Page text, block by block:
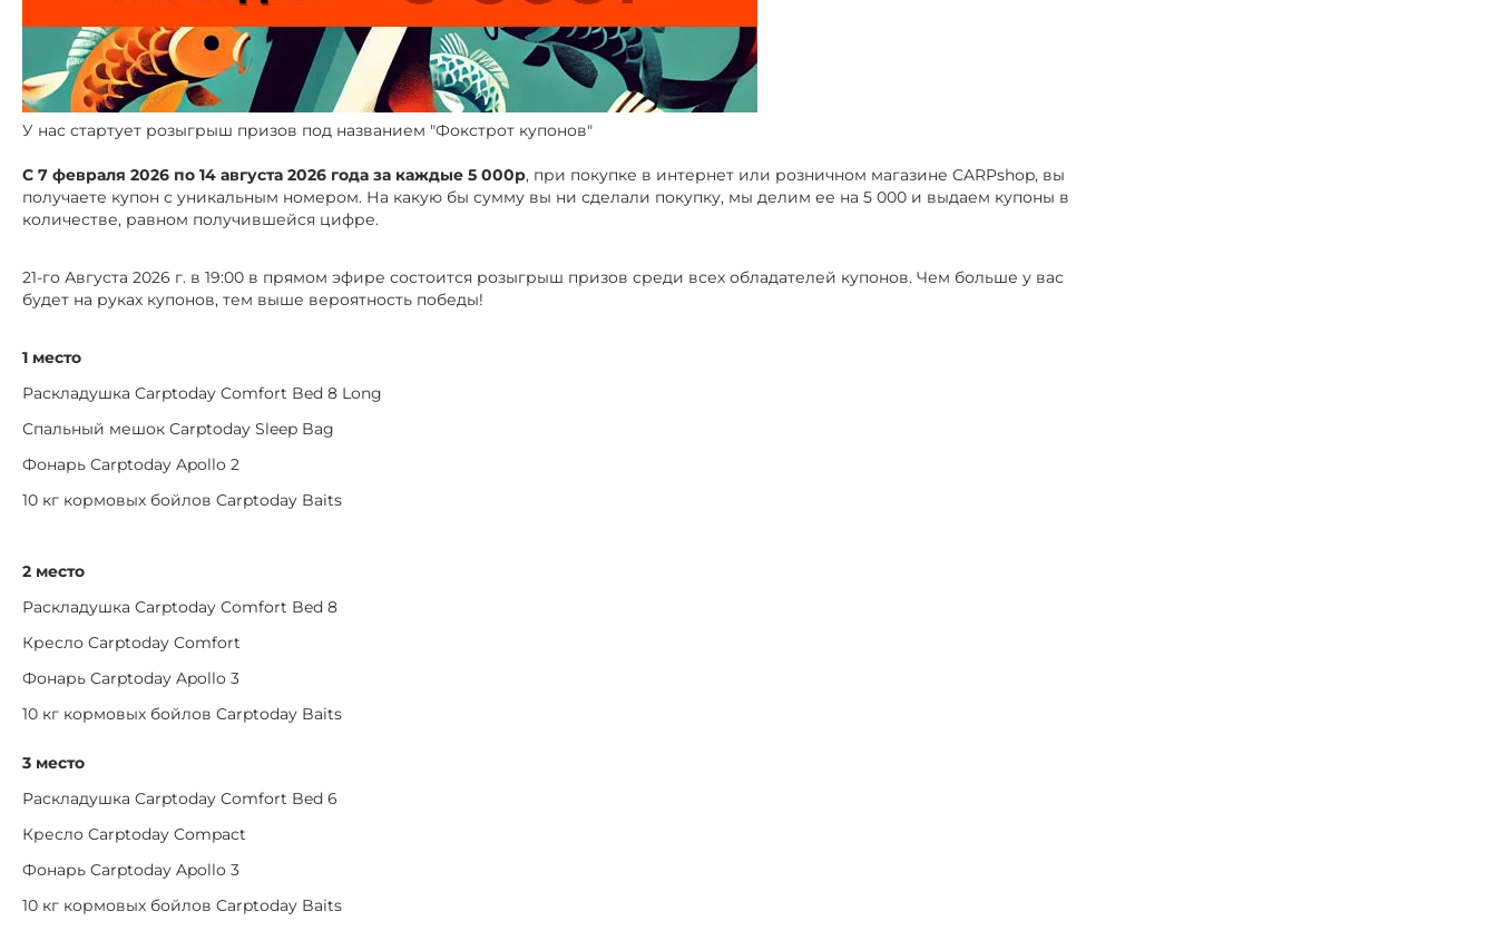
У нас стартует розыгрыш призов под названием "Фокстрот купонов"
С 7 февраля 2026 по 14 августа 2026 года за каждые 5 000р, при покупке в интернет или розничном магазине CARPshop, вы
получаете купон с уникальным номером. На какую бы сумму вы ни сделали покупку, мы делим ее на 5 000 и выдаем купоны в
количестве, равном получившейся цифре.
21-го Августа 2026 г. в 19:00 в прямом эфире состоится розыгрыш призов среди всех обладателей купонов. Чем больше у вас
будет на руках купонов, тем выше вероятность победы!
1 место
Раскладушка Carptoday Comfort Bed 8 Long
Спальный мешок Carptoday Sleep Bag
Фонарь Carptoday Apollo 2
10 кг кормовых бойлов Carptoday Baits
2 место
Раскладушка Carptoday Comfort Bed 8
Кресло Carptoday Comfort
Фонарь Carptoday Apollo 3
10 кг кормовых бойлов Carptoday Baits
3 место
Раскладушка Carptoday Comfort Bed 6
Кресло Carptoday Compact
Фонарь Carptoday Apollo 3
10 кг кормовых бойлов Carptoday Baits